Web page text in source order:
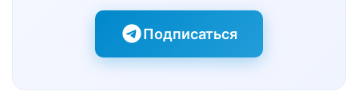
Подписаться